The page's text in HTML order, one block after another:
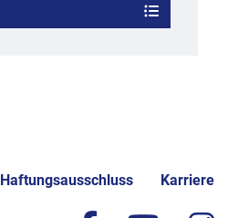
Haftungsausschluss Karriere